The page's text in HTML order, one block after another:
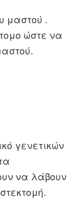
μαστού .
ώστε να
γενετικών
να λάβουν